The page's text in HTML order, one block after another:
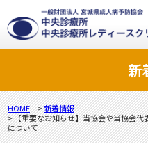
新
HOME >新着情報
> 【重要なお知らせ】当協会や当協会
について